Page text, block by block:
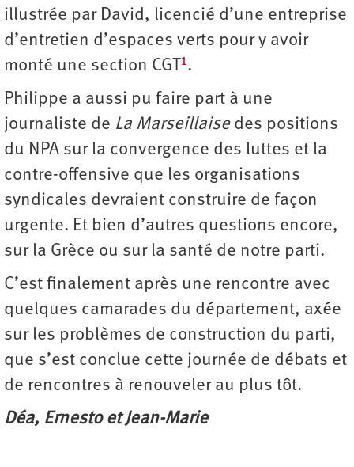
illustrée par David, licencié d’une entreprise
d’entretien d’espaces verts pour y avoir
monté une section CGT1.
Philippe a aussi pu faire part à une
journaliste de La ­Marseillaisedes positions
du NPA sur la convergence des luttes et la
contre-offensive que les organisations
syndicales devraient construire de façon
urgente. Et bien d’autres questions encore,
sur la Grèce ou sur la santé de notre parti.
C’est finalement après une rencontre avec
quelques camarades du département, axée
sur les problèmes de construction du parti,
que s’est conclue cette journée de débats et
de rencontres à renouveler au plus tôt.
Déa, Ernesto et Jean-Marie